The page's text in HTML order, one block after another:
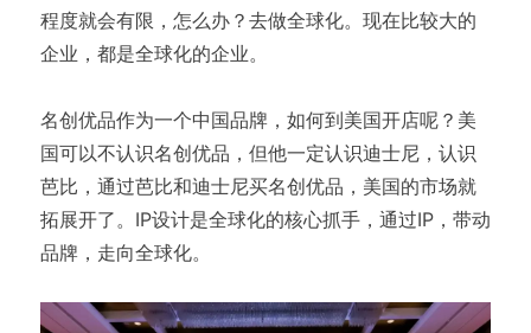
程度就会有限，怎么办？去做全球化。现在比较大的
企业，都是全球化的企业。
名创优品作为一个中国品牌，如何到美国开店呢？美
国可以不认识名创优品，但他一定认识迪士尼，认识
芭比，通过芭比和迪士尼买名创优品，美国的市场就
拓展开了。IP设计是全球化的核心抓手，通过IP，带动
品牌，走向全球化。